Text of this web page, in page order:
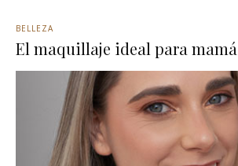
BELLEZA
El maquillaje ideal para mamá